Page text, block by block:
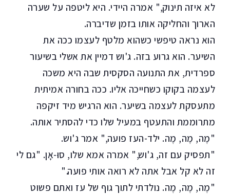
לא איזה תינוק," אמרה היידי. היא ליטפה על שערה
הארוך והחליקה אותו בזמן שדיברה.
הוא נראה טיפשי כשהוא מלטף לעצמו ככה את
השיער. הוא גרוע בזה. ג'וש דמיין את אשלי בשיעור
ספרדית, את התנועה הסקסית שבה היא משכה
לעצמה בקוקו כשחייכה אליו. ככה בחורה אמיתית
מתעסקת לעצמה בשיער. הוא הרגיש מיד זיקפה
מתרוממת והתעטף במעיל שלו כדי להסתיר אותה.
"מֶה, מֶה, מֶה. ילד-העז פועה," אמר ג'וש.
"תפסיק עם זה, ג'וש," אמרה אמא שלו, סוּ-אָן. "גם לי
זה לא קל אבל אתה לא רואה אותי פועה."
"מֶה, מֶה, מֶה. נולדתי לתוך גוף של עז ואתם פשוט